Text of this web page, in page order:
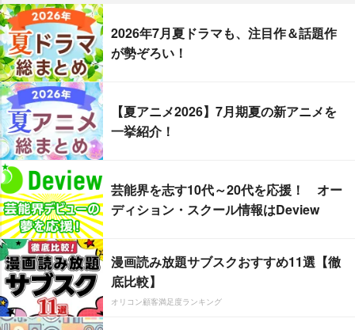
2026年7月夏ドラマも、注目作＆話題作
が勢ぞろい！
【夏アニメ2026】7月期夏の新アニメを
一挙紹介！
芸能界を志す10代～20代を応援！ オー
ディション・スクール情報はDeview
漫画読み放題サブスクおすすめ11選【徹
底比較】
オリコン顧客満足度ランキング